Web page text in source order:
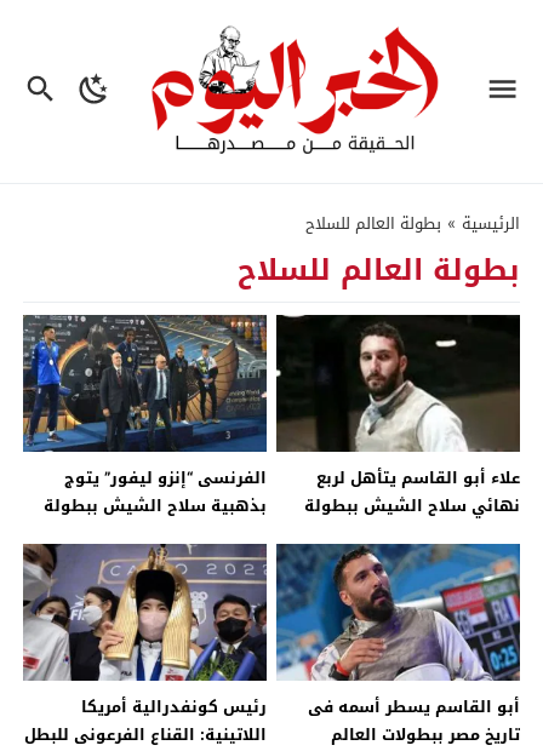
الرئيسية » بطولة العالم للسلاح
بطولة العالم للسلاح
علاء أبو القاسم يتأهل لربع
نهائي سلاح الشيش ببطولة
اليوم
الفرنسى “إنزو ليفور” يتوج
بذهبية سلاح الشيش ببطولة
الخبر اليوم
أبو القاسم يسطر أسمه فى
تاريخ مصر ببطولات العالم
رئيس كونفدرالية أمريكا
اللاتينية: القناع الفرعونى للبطل